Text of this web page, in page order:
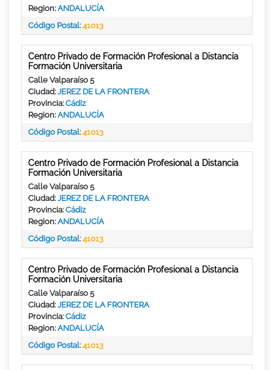
Region:ANDALUCÍA
Código Postal:41013
Centro Privado de Formación Profesional a Distancia
Formación Universitaria
Calle Valparaíso 5
Ciudad:JEREZ DE LA FRONTERA
Provincia:Cádiz
Region:ANDALUCÍA
Código Postal:41013
Centro Privado de Formación Profesional a Distancia
Formación Universitaria
Calle Valparaíso 5
Ciudad:JEREZ DE LA FRONTERA
Provincia:Cádiz
Region:ANDALUCÍA
Código Postal:41013
Centro Privado de Formación Profesional a Distancia
Formación Universitaria
Calle Valparaíso 5
Ciudad:JEREZ DE LA FRONTERA
Provincia:Cádiz
Region:ANDALUCÍA
Código Postal:41013